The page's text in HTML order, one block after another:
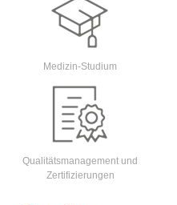
Medizin-Studium
Qualitätsmanagement und
Zertifizierungen